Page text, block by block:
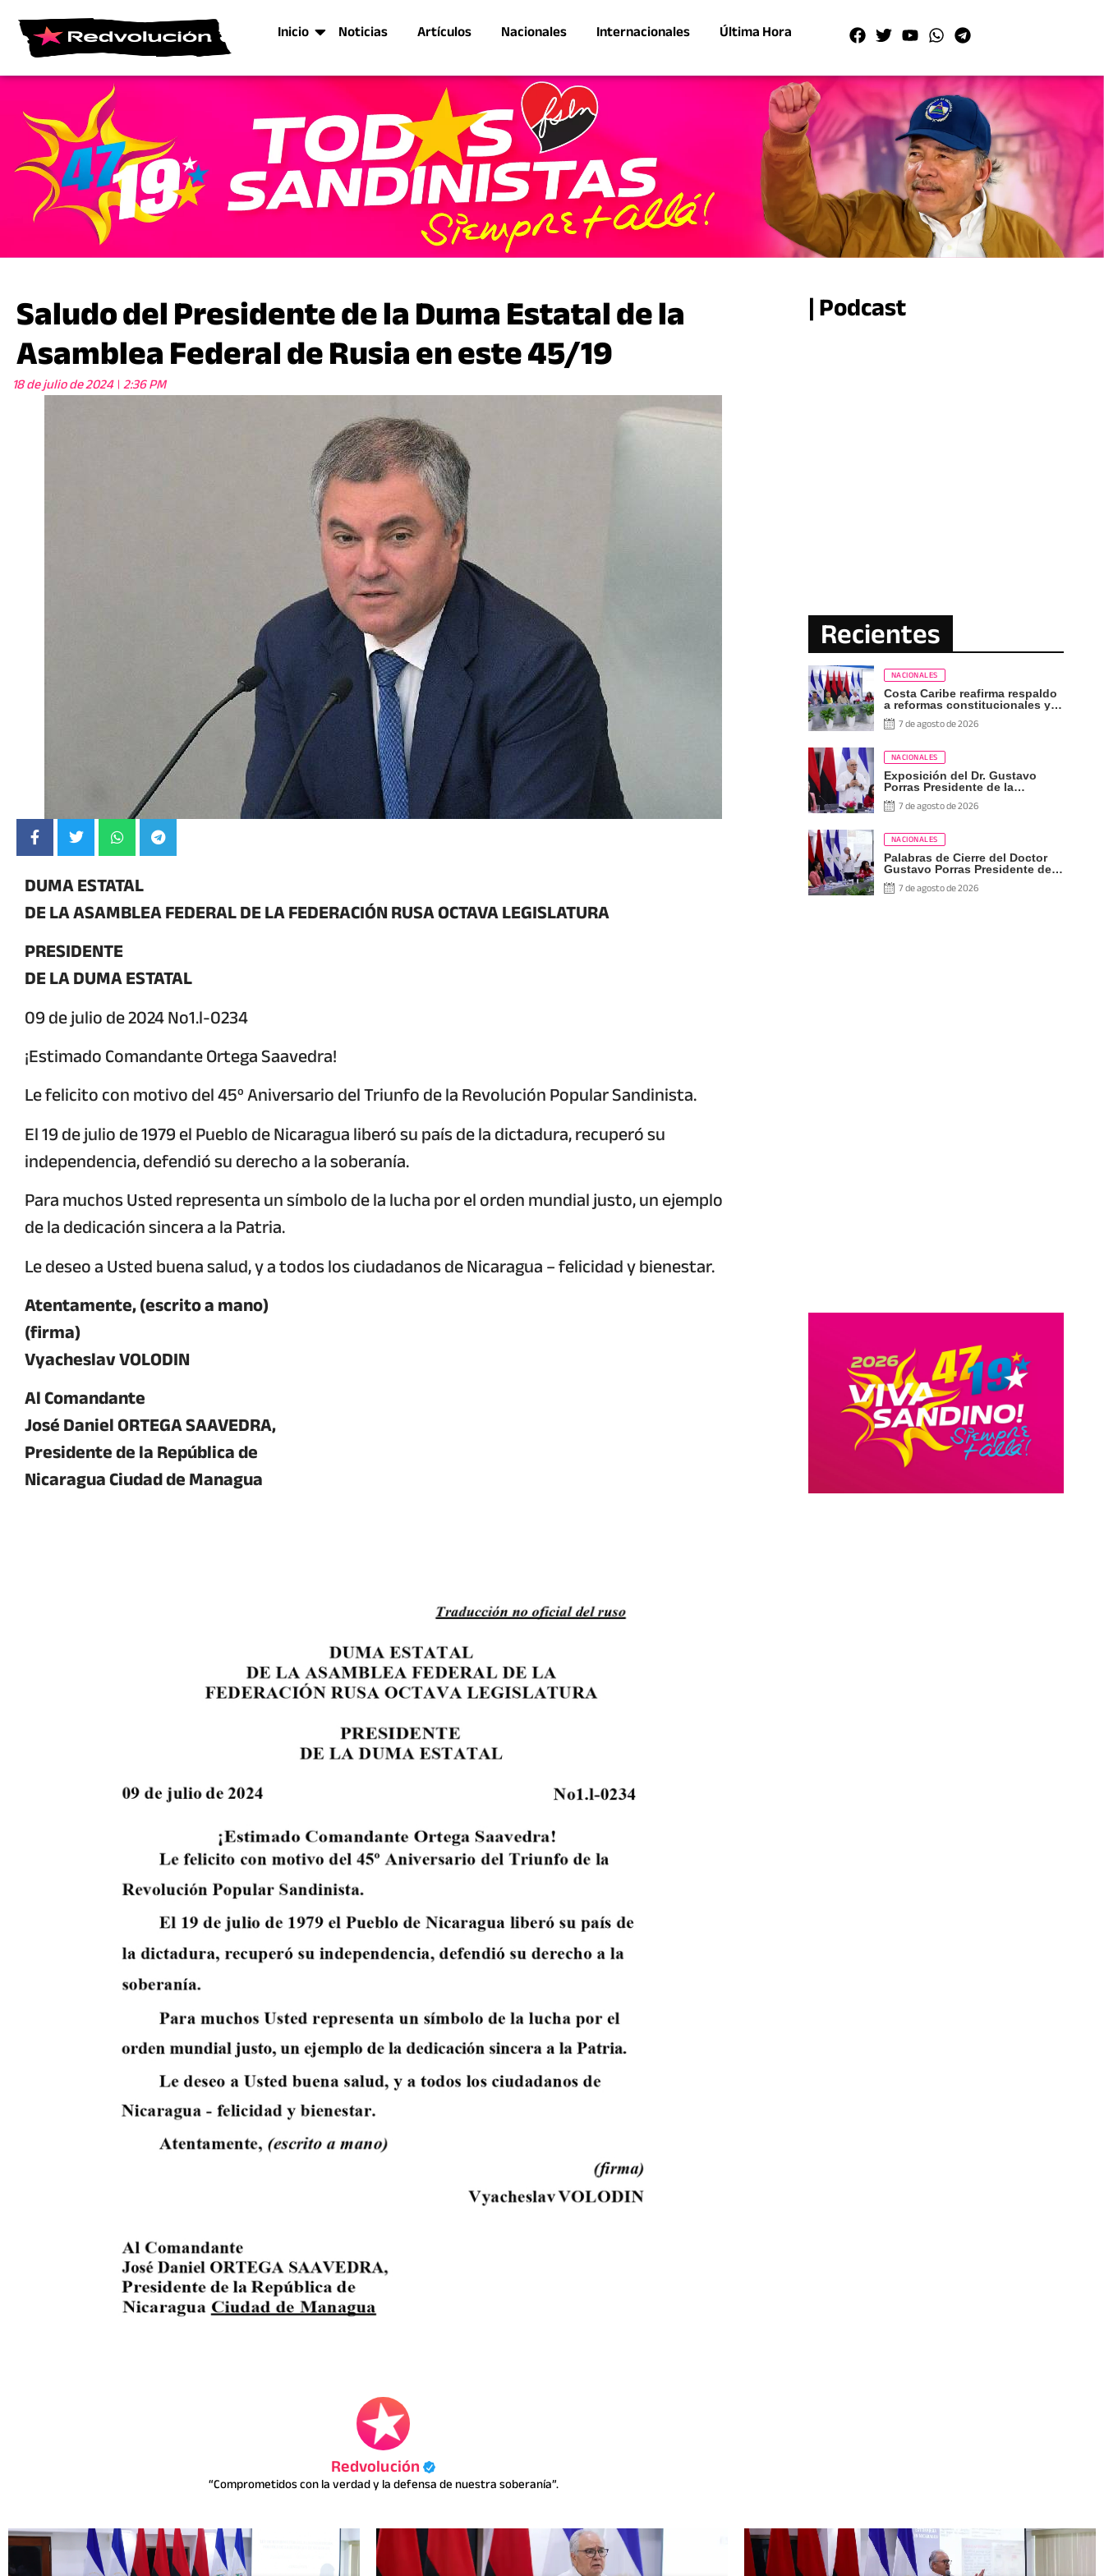
Inicio Noticias Artículos Nacionales Internacionales Última Hora
Saludo del Presidente de la Duma Estatal de la
Asamblea Federal de Rusia en este 45/19
18 de julio de 2024 2:36 PM
DUMA ESTATAL
DE LA ASAMBLEA FEDERAL DE LA FEDERACIÓN RUSA OCTAVA LEGISLATURA
PRESIDENTE
DE LA DUMA ESTATAL
09 de julio de 2024 No1.l-0234
¡Estimado Comandante Ortega Saavedra!
Le felicito con motivo del 45º Aniversario del Triunfo de la Revolución Popular Sandinista.
El 19 de julio de 1979 el Pueblo de Nicaragua liberó su país de la dictadura, recuperó su
independencia, defendió su derecho a la soberanía.
Para muchos Usted representa un símbolo de la lucha por el orden mundial justo, un ejemplo
de la dedicación sincera a la Patria.
Le deseo a Usted buena salud, y a todos los ciudadanos de Nicaragua – felicidad y bienestar.
Atentamente, (escrito a mano)
(firma)
Vyacheslav VOLODIN
Al Comandante
José Daniel ORTEGA SAAVEDRA,
Presidente de la República de
Nicaragua Ciudad de Managua
Redvolución
“Comprometidos con la verdad y la defensa de nuestra soberanía”.
| Podcast
Recientes
NACIONALES
Costa Caribe reafirma respaldo
a reformas constitucionales y
defensa de los derechos del
pueblo
7 de agosto de 2026
NACIONALES
Exposición del Dr. Gustavo
Porras Presidente de la
Asamblea Nacional de
Nicaragua
7 de agosto de 2026
NACIONALES
Palabras de Cierre del Doctor
Gustavo Porras Presidente de
la Asamblea Nacional de
Nicaragua
7 de agosto de 2026